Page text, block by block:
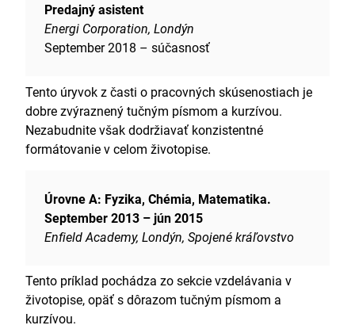
Predajný asistent
Energi Corporation, Londýn
September 2018 – súčasnosť
Tento úryvok z časti o pracovných skúsenostiach je
dobre zvýraznený tučným písmom a kurzívou.
Nezabudnite však dodržiavať konzistentné
formátovanie v celom životopise.
Úrovne A: Fyzika, Chémia, Matematika.
September 2013 – jún 2015
Enfield Academy, Londýn, Spojené kráľovstvo
Tento príklad pochádza zo sekcie vzdelávania v
životopise, opäť s dôrazom tučným písmom a
kurzívou.